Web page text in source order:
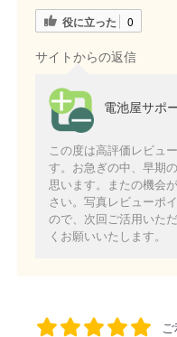
役に立った 0
サイトからの返信
電池屋サポ
この度は高評価レビュ
す。お急ぎの中、早期
思います。またの機会
さい。写真レビューポ
ので、次回ご活用いた
くお願いいたします。